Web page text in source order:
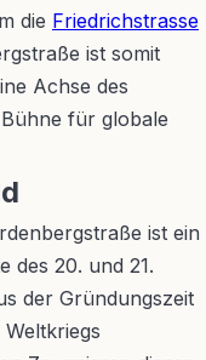
die Friedrichstrasse
ist somit
Achse des
für globale
ist ein
des 20. und 21.
der Gründungszeit